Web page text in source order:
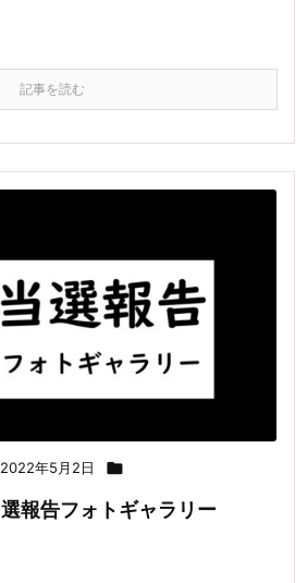
記事を読む
2022年5月2日 
報告フォトギャラリー